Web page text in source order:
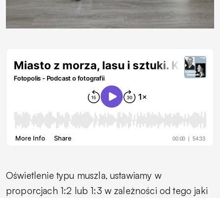
Oświetlenie typu muszla, ustawiamy w
proporcjach 1:2 lub 1:3 w zależności od tego jaki